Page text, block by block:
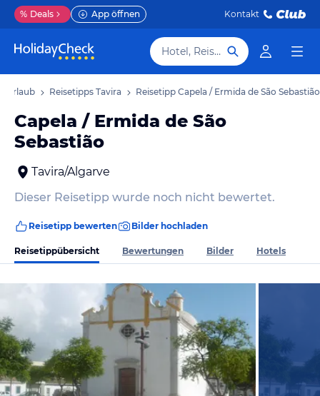
% Deals App öffnen Kontakt
Hotel, Reiseziel
Urlaub Reisetipps Tavira Reisetipp Capela / Ermida de São Sebastião
Capela / Ermida de São
Sebastião
Tavira/Algarve
Dieser Reisetipp wurde noch nicht bewertet.
Reisetipp bewerten Bilder hochladen
Reisetippübersicht Bewertungen Bilder Hotels